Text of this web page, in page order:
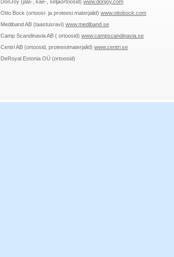
DonJoy (jala-, käe-, seljaortoosid) www.donjoy.com
Otto Bock (ortoosi- ja proteesi materjalid) www.ottobock.com
Mediband AB (taastusravi) www.mediband.se
Camp Scandinavia AB ( ortoosid) www.campscandinavia.se
Centri AB (ortoosid, proteesimaterjalid) www.centri.se
DeRoyal Estonia OÜ (ortoosid)